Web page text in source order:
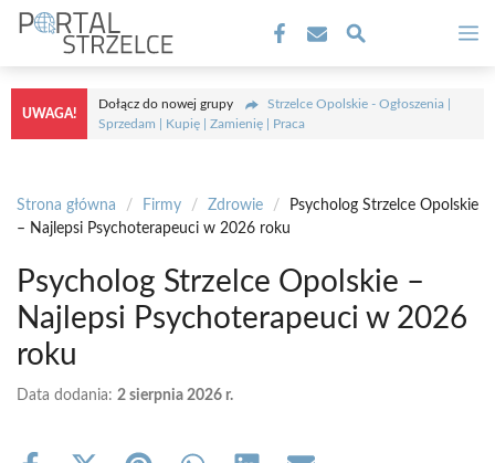
Przejdź
treści
UWAGA!
Dołącz do nowej grupy
Strzelce Opolskie - Ogłoszenia |
Sprzedam | Kupię | Zamienię | Praca
Strona główna / Firmy / Zdrowie /
Psycholog Strzelce Opolskie
– Najlepsi Psychoterapeuci w 2026 roku
Psycholog Strzelce Opolskie –
Najlepsi Psychoterapeuci w 2026
roku
Data dodania: 2 sierpnia 2026 r.